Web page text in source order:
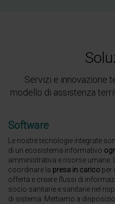
Servizi e innovazione
modello di assistenza
Software
Le nostre tecnologie integrate
di un ecosistema informativo
amministrativa e risorse umane.
coordinare la presa in carico per
offerta e creare flussi di
socio sanitarie e sanitarie nel
di sistema. Mettiamo a